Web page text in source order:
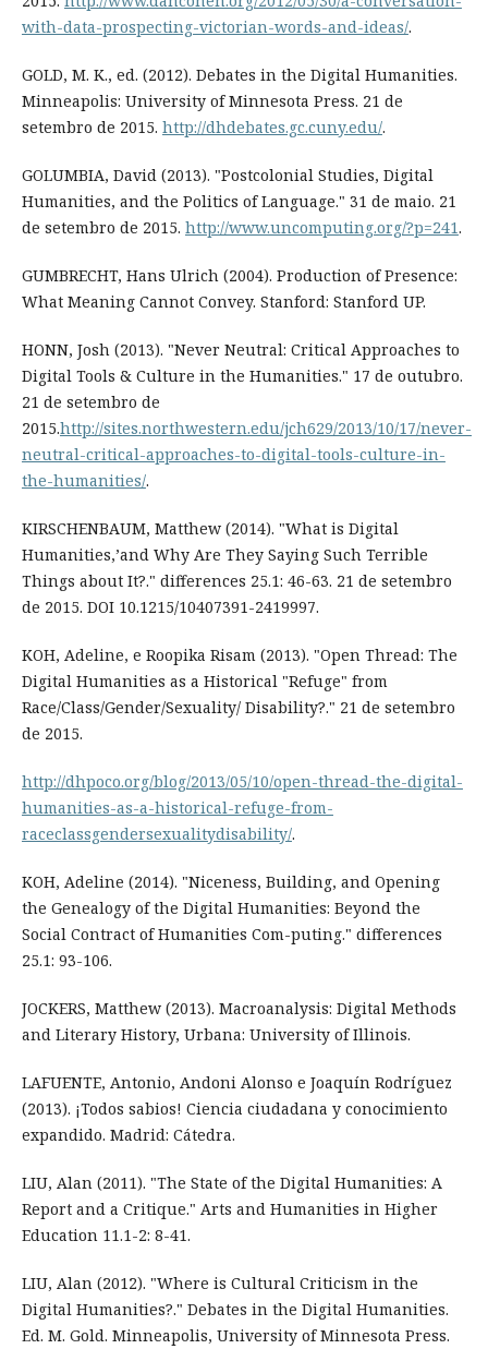
with-data-prospecting-victorian-words-and-ideas/.
GOLD, M. K., ed. (2012). Debates in the Digital Humanities.
Minneapolis: University of Minnesota Press. 21 de
setembro de 2015. http://dhdebates.gc.cuny.edu/.
GOLUMBIA, David (2013). "Postcolonial Studies, Digital
Humanities, and the Politics of Language." 31 de maio. 21
de setembro de 2015. http://www.uncomputing.org/?p=241.
GUMBRECHT, Hans Ulrich (2004). Production of Presence:
What Meaning Cannot Convey. Stanford: Stanford UP.
HONN, Josh (2013). "Never Neutral: Critical Approaches to
Digital Tools & Culture in the Humanities." 17 de outubro.
21 de setembro de
2015.http://sites.northwestern.edu/jch629/2013/10/17/never-
neutral-critical-approaches-to-digital-tools-culture-in-
the-humanities/.
KIRSCHENBAUM, Matthew (2014). "What is Digital
Humanities,’and Why Are They Saying Such Terrible
Things about It?." differences 25.1: 46-63. 21 de setembro
de 2015. DOI 10.1215/10407391-2419997.
KOH, Adeline, e Roopika Risam (2013). "Open Thread: The
Digital Humanities as a Historical "Refuge" from
Race/Class/Gender/Sexuality/ Disability?." 21 de setembro
de 2015.
http://dhpoco.org/blog/2013/05/10/open-thread-the-digital-
humanities-as-a-historical-refuge-from-
raceclassgendersexualitydisability/.
KOH, Adeline (2014). "Niceness, Building, and Opening
the Genealogy of the Digital Humanities: Beyond the
Social Contract of Humanities Com-puting." differences
25.1: 93-106.
JOCKERS, Matthew (2013). Macroanalysis: Digital Methods
and Literary History, Urbana: University of Illinois.
LAFUENTE, Antonio, Andoni Alonso e Joaquín Rodríguez
(2013). ¡Todos sabios! Ciencia ciudadana y conocimiento
expandido. Madrid: Cátedra.
LIU, Alan (2011). "The State of the Digital Humanities: A
Report and a Critique." Arts and Humanities in Higher
Education 11.1-2: 8-41.
LIU, Alan (2012). "Where is Cultural Criticism in the
Digital Humanities?." Debates in the Digital Humanities.
Ed. M. Gold. Minneapolis, University of Minnesota Press.